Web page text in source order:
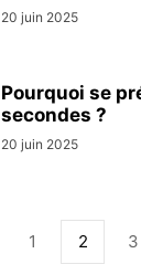
20 juin 2025
Pourquoi se
secondes ?
20 juin 2025
1 2 3